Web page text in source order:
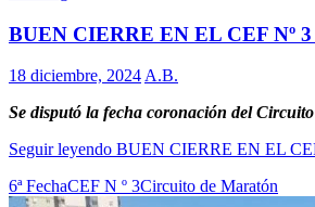
BUEN CIERRE EN EL CEF Nº
18 diciembre, 2024 A.B.
Se disputó la fecha coronación del
Seguir leyendo BUEN CIERRE EN EL
6ª FechaCEF N º 3Circuito de Maratón